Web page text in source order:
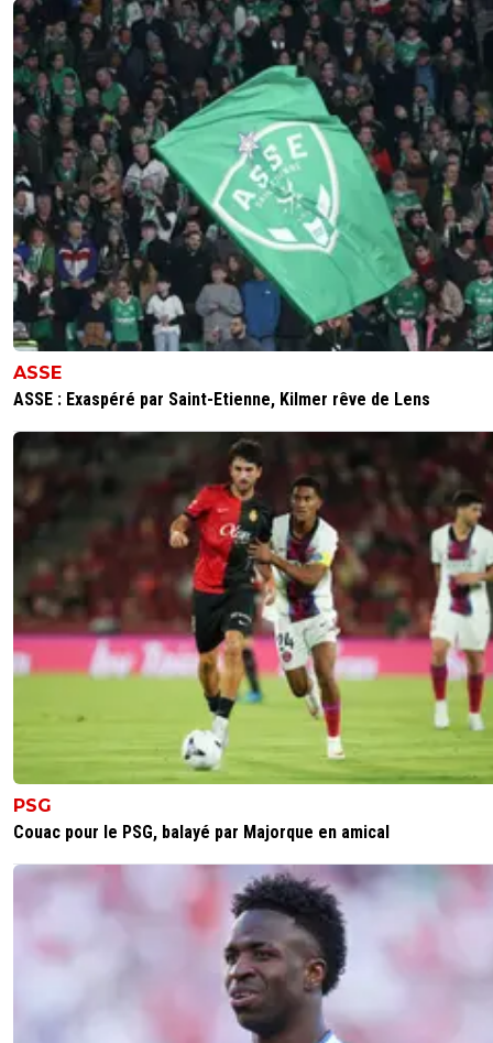
ASSE
ASSE : Exaspéré par Saint-Etienne, Kilmer rêve de Lens
PSG
Couac pour le PSG, balayé par Majorque en amical